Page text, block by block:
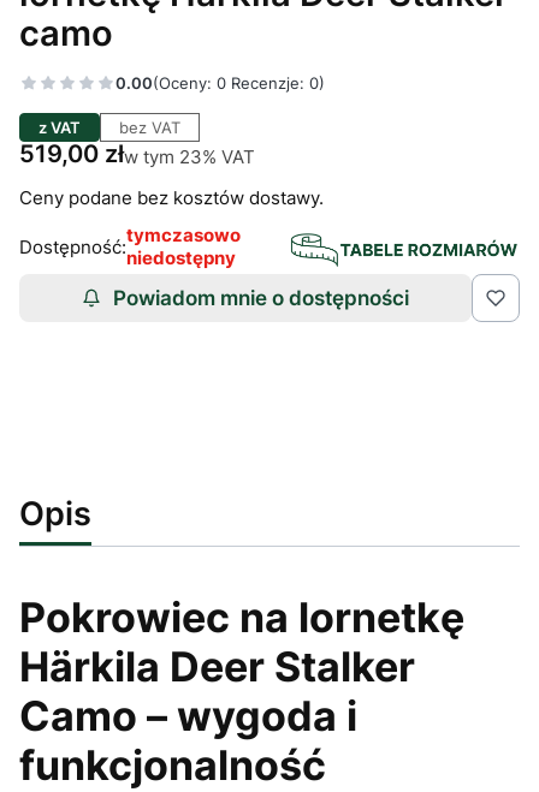
camo
0.00(Oceny: 0 Recenzje: 0)
z VAT bez VAT
Cena
519,00 złw tym 23% VAT
w tym 23% VAT
Ceny podane bez kosztów dostawy.
Dostępność:tymczasowo
niedostępny
Powiadom mnie o dostępności
Opis
Pokrowiec na lornetkę
Härkila Deer Stalker
Camo – wygoda i
funkcjonalność